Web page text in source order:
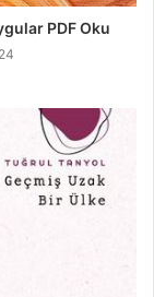
PDF Oku